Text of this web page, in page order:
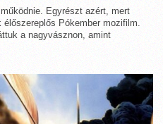
Egyrészt azért, mert
Pókember mozifilm.
a nagyvásznon, amint